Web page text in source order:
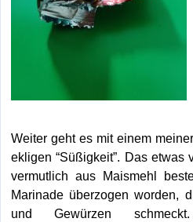
Weiter geht es mit einem
ekligen “Süßigkeit”. Das etwas
vermutlich aus Maismehl
Marinade überzogen worden,
und Gewürzen